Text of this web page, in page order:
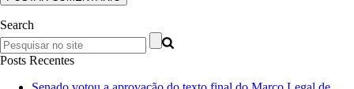
Search
Posts Recentes